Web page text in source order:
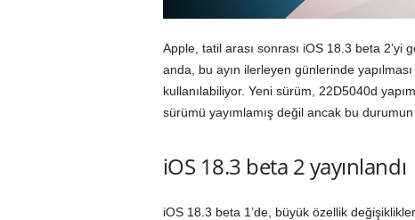
Apple, tatil arası sonrası iOS 18.3 beta 2’yi
anda, bu ayın ilerleyen günlerinde
kullanılabiliyor. Yeni sürüm, 22D5040d
sürümü yayımlamış değil ancak bu
iOS 18.3 beta 2 yayınlandı
iOS 18.3 beta 1’de, büyük özellik